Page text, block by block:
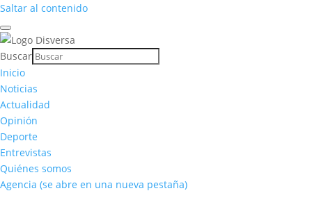
Saltar al contenido
Buscar
Inicio
Noticias
Actualidad
Opinión
Deporte
Entrevistas
Quiénes somos
Agencia (se abre en una nueva pestaña)